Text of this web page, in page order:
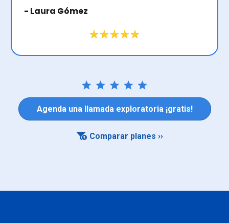
- Laura Gómez
Agenda una llamada exploratoria ¡gratis!
Comparar planes ››